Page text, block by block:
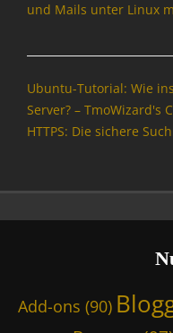
k
2
8
0
B
und Mails unter Linux
Ubuntu-Tutorial: Wie
Server? – TmoWizard's
HTTPS: Die sichere
Add-ons (90)